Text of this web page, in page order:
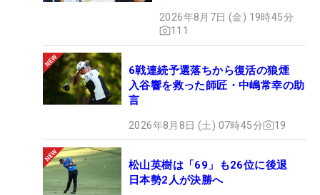
2026年8月7日 (金) 19時45分
111
6戦連続予選落ちから復活の狼煙
入谷響を救った師匠・中嶋常幸の助
言
2026年8月8日 (土) 07時45分 19
松山英樹は「69」も26位に後退
日本勢2人が決勝へ